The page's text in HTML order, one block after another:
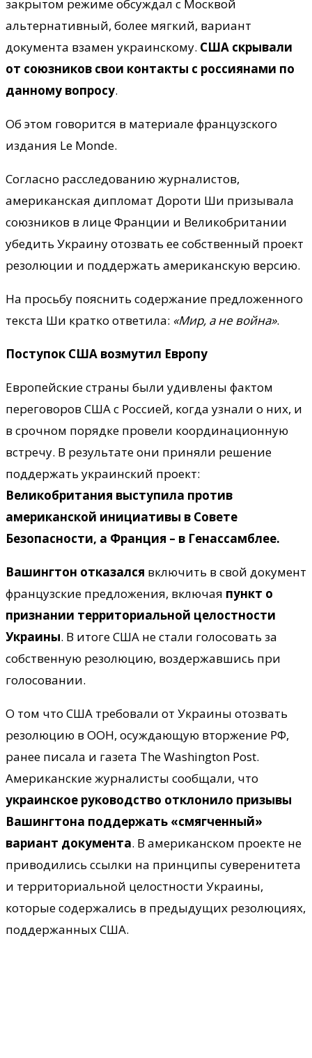
закрытом режиме обсуждал с Москвой
альтернативный, более мягкий, вариант
документа взамен украинскому. США скрывали
от союзников свои контакты с россиянами по
данному вопросу.
Об этом говорится в материале французского
издания Le Monde.
Согласно расследованию журналистов,
американская дипломат Дороти Ши призывала
союзников в лице Франции и Великобритании
убедить Украину отозвать ее собственный проект
резолюции и поддержать американскую версию.
На просьбу пояснить содержание предложенного
текста Ши кратко ответила: «Мир, а не война».
Поступок США возмутил Европу
Европейские страны были удивлены фактом
переговоров США с Россией, когда узнали о них, и
в срочном порядке провели координационную
встречу. В результате они приняли решение
поддержать украинский проект:
Великобритания выступила против
американской инициативы в Совете
Безопасности, а Франция – в Генассамблее.
Вашингтон отказался включить в свой документ
французские предложения, включая пункт о
признании территориальной целостности
Украины. В итоге США не стали голосовать за
собственную резолюцию, воздержавшись при
голосовании.
О том что США требовали от Украины отозвать
резолюцию в ООН, осуждающую вторжение РФ,
ранее писала и газета The Washington Post.
Американские журналисты сообщали, что
украинское руководство отклонило призывы
Вашингтона поддержать «смягченный»
вариант документа. В американском проекте не
приводились ссылки на принципы суверенитета
и территориальной целостности Украины,
которые содержались в предыдущих резолюциях,
поддержанных США.